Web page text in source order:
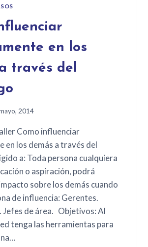
en los
través del
2014
Como influenciar
en los demás a través del
a: Toda persona cualquiera
o aspiración, podrá
sobre los demás cuando
de influencia: Gerentes.
Jefes de área. Objetivos: Al
tenga las herramientas para